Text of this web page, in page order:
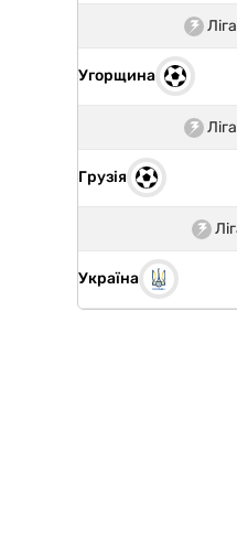
Угорщина
Грузія
Україна